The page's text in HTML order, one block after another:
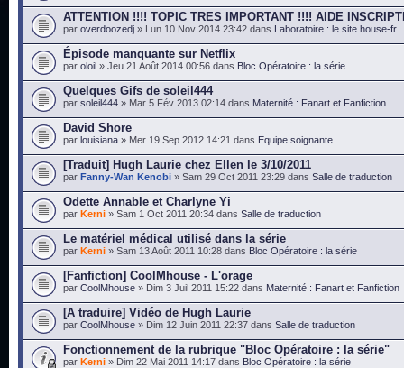
ATTENTION !!!! TOPIC TRES IMPORTANT !!!! AIDE
par overdoozedj » Lun 10 Nov 2014 23:42 dans Laboratoire : le site house-fr
Épisode manquante sur Netflix
par oloil » Jeu 21 Août 2014 00:56 dans Bloc Opératoire : la série
Quelques Gifs de soleil444
par soleil444 » Mar 5 Fév 2013 02:14 dans Maternité : Fanart et Fanfiction
David Shore
par louisiana » Mer 19 Sep 2012 14:21 dans Equipe soignante
[Traduit] Hugh Laurie chez Ellen le 3/10/2011
par Fanny-Wan Kenobi » Sam 29 Oct 2011 23:29 dans Salle de traduction
Odette Annable et Charlyne Yi
par Kerni » Sam 1 Oct 2011 20:34 dans Salle de traduction
Le matériel médical utilisé dans la série
par Kerni » Sam 13 Août 2011 10:28 dans Bloc Opératoire : la série
[Fanfiction] CoolMhouse - L'orage
par CoolMhouse » Dim 3 Juil 2011 15:22 dans Maternité : Fanart et Fanfiction
[A traduire] Vidéo de Hugh Laurie
par CoolMhouse » Dim 12 Juin 2011 22:37 dans Salle de traduction
Fonctionnement de la rubrique "Bloc Opératoire : la série"
par Kerni » Dim 22 Mai 2011 14:17 dans Bloc Opératoire : la série